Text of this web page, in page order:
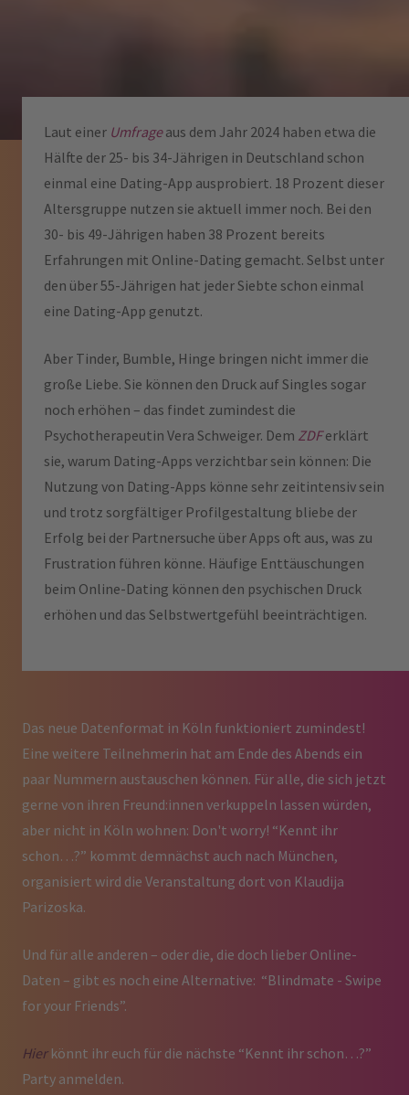
Laut einer Umfrageaus dem Jahr 2024 haben etwa die
Hälfte der 25- bis 34-Jährigen in Deutschland schon
einmal eine Dating-App ausprobiert. 18 Prozent dieser
Altersgruppe nutzen sie aktuell immer noch. Bei den
30- bis 49-Jährigen haben 38 Prozent bereits
Erfahrungen mit Online-Dating gemacht. Selbst unter
den über 55-Jährigen hat jeder Siebte schon einmal
eine Dating-App genutzt.
Aber Tinder, Bumble, Hinge bringen nicht immer die
große Liebe. Sie können den Druck auf Singles sogar
noch erhöhen – das findet zumindest die
Psychotherapeutin Vera Schweiger. Dem ZDF erklärt
sie, warum Dating-Apps verzichtbar sein können: Die
Nutzung von Dating-Apps könne sehr zeitintensiv sein
und trotz sorgfältiger Profilgestaltung bliebe der
Erfolg bei der Partnersuche über Apps oft aus, was zu
Frustration führen könne. Häufige Enttäuschungen
beim Online-Dating können den psychischen Druck
erhöhen und das Selbstwertgefühl beeinträchtigen.
Das neue Datenformat in Köln funktioniert zumindest!
Eine weitere Teilnehmerin hat am Ende des Abends ein
paar Nummern austauschen können. Für alle, die sich jetzt
gerne von ihren Freund:innen verkuppeln lassen würden,
aber nicht in Köln wohnen: Don't worry! “Kennt ihr
schon…?” kommt demnächst auch nach München,
organisiert wird die Veranstaltung dort von Klaudija
Parizoska.
Und für alle anderen – oder die, die doch lieber Online-
Daten – gibt es noch eine Alternative: “Blindmate - Swipe
for your Friends”.
Hier könnt ihr euch für die nächste “Kennt ihr schon…?”
Party anmelden.